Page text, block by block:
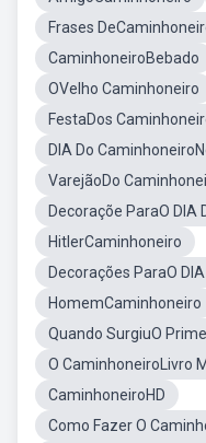
Frases
CaminhoneiroBebado
OVelho Caminhoneiro
FestaDos
DIA Do
VarejãoDo
Decoraçõe ParaO DIA
HitlerCaminhoneiro
Decorações ParaO
HomemCaminhoneiro
Quando SurgiuO
O CaminhoneiroLivro
CaminhoneiroHD
Como Fazer O